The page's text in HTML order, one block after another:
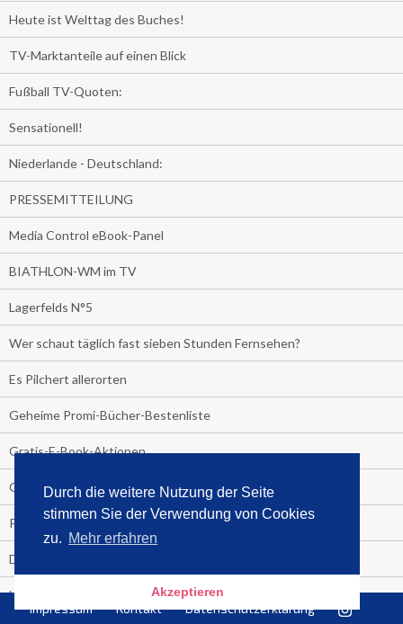
Durch die weitere Nutzung der Seite
stimmen Sie der Verwendung von Cookies
zu. Mehr erfahren
Akzeptieren
Heute ist Welttag des Buches!
TV-Marktanteile auf einen Blick
Fußball TV-Quoten:
Sensationell!
Niederlande - Deutschland:
PRESSEMITTEILUNG
Media Control eBook-Panel
BIATHLON-WM im TV
Lagerfelds N°5
Wer schaut täglich fast sieben Stunden Fernsehen?
Es Pilchert allerorten
Geheime Promi-Bücher-Bestenliste
Gratis-E-Book-Aktionen
Gefahr fürs Dschungelcamp!
PRESSEMITTEILUNG
Deutschland im Handball-Fieber
Libri und Media Control verlängern Vertrag langfristig
Impressum Kontakt Datenschutzerklärung